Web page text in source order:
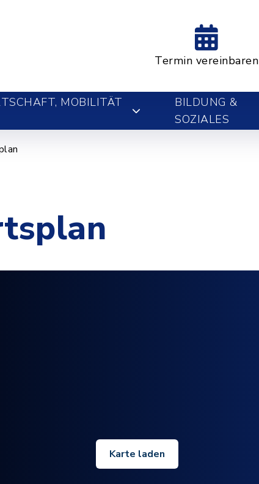
Termin vereinbaren
MOBILITÄT
BILDUNG &
SOZIALES
Karte laden